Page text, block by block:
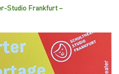
Studio Frankfurt –